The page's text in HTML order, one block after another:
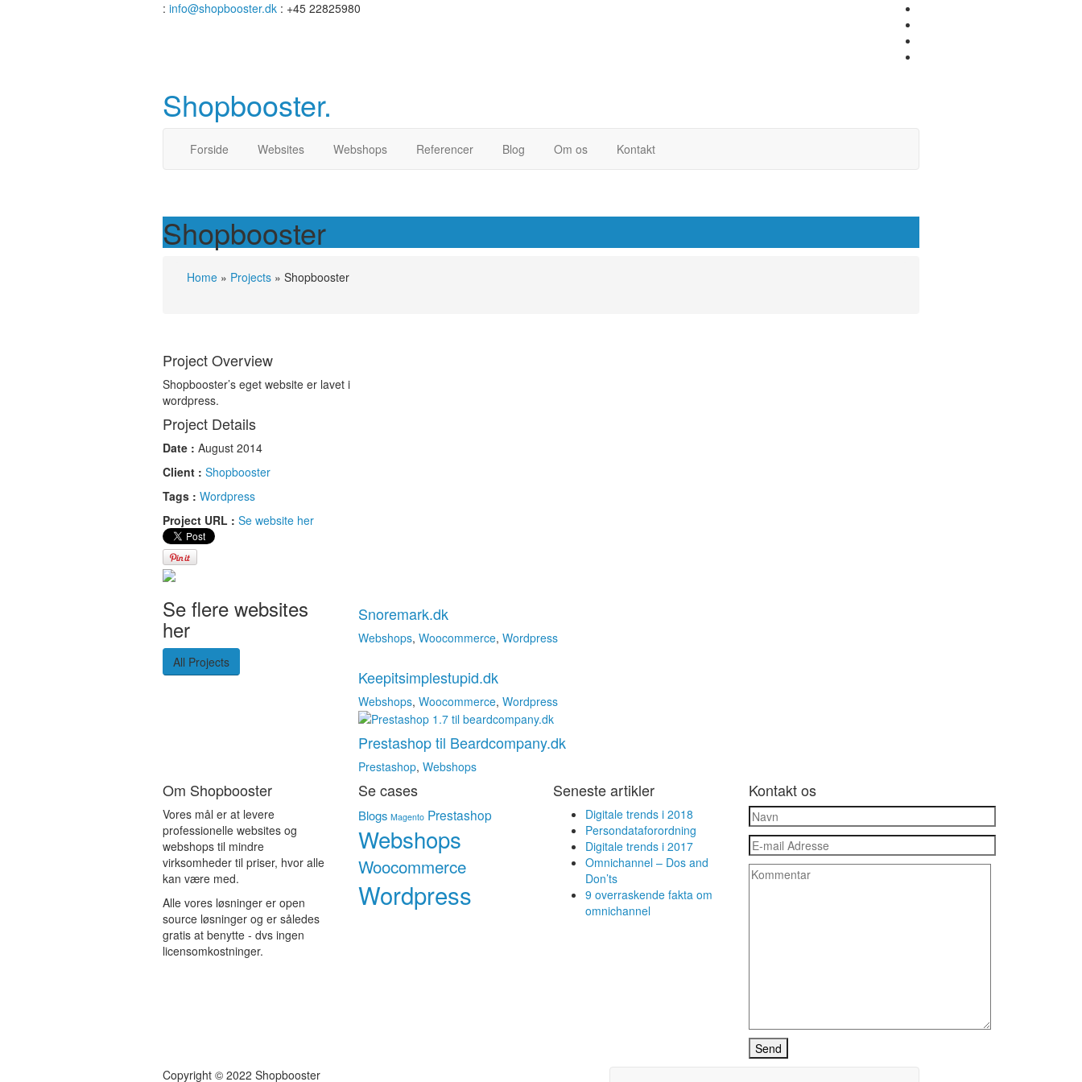
: info@shopbooster.dk : +45 22825980
Shopbooster.
Forside Websites Webshops Referencer Blog Om os Kontakt
Shopbooster
Home » Projects » Shopbooster
Project Overview
Shopbooster’s eget website er lavet i
wordpress.
Project Details
Date : August 2014
Client : Shopbooster
Tags : Wordpress
Project URL : Se website her
Se flere websites
her
All Projects
Snoremark.dk
Webshops, Woocommerce, Wordpress
Keepitsimplestupid.dk
Webshops, Woocommerce, Wordpress
Prestashop til Beardcompany.dk
Prestashop, Webshops
Om Shopbooster
Vores mål er at levere
professionelle websites og
webshops til mindre
virksomheder til priser, hvor alle
kan være med.
Alle vores løsninger er open
source løsninger og er således
gratis at benytte - dvs ingen
licensomkostninger.
Se cases
Blogs Magento Prestashop
Webshops
Woocommerce
Wordpress
Seneste artikler
Digitale trends i 2018
Persondataforordning
Digitale trends i 2017
Omnichannel – Dos and
Don’ts
9 overraskende fakta om
omnichannel
Kontakt os
Copyright © 2022 Shopbooster